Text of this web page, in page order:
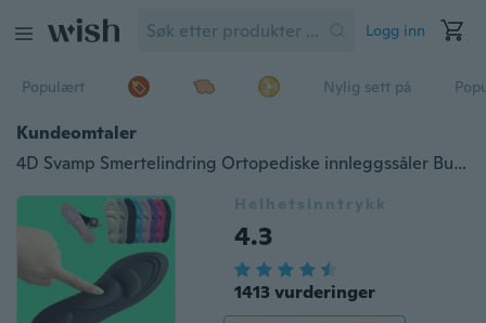
Logg inn
Populært Nylig sett på
Kundeomtaler
4D Svamp Smertelindring Ortopediske innleggssåler Buestøtte Kutte sko Fotpute Såle
Helhetsinntrykk
4.3
1413 vurderinger